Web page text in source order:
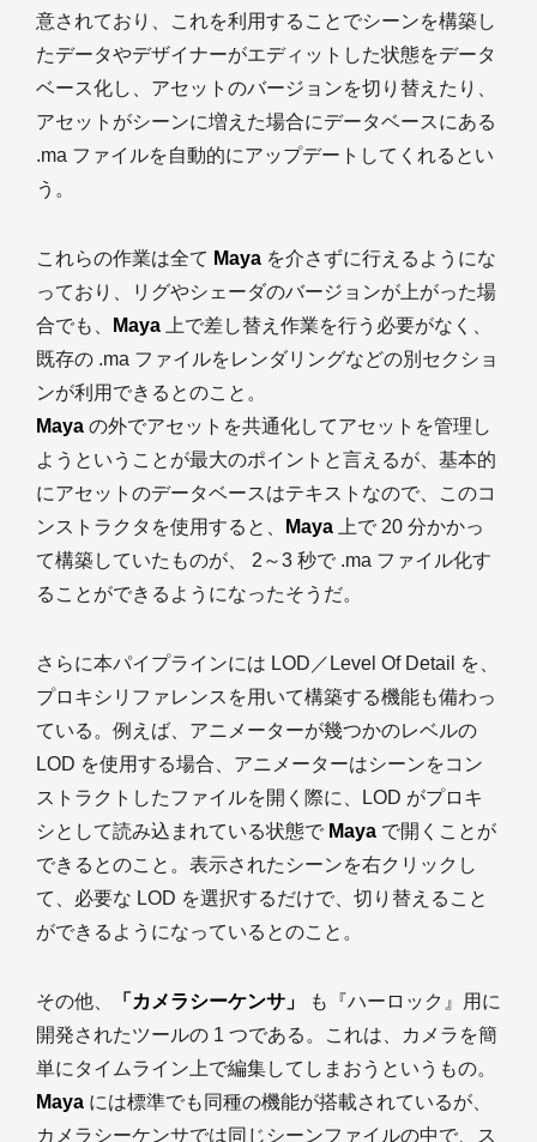
意されており、これを利用することでシーンを構築し
たデータやデザイナーがエディットした状態をデータ
ベース化し、アセットのバージョンを切り替えたり、
アセットがシーンに増えた場合にデータベースにある
.ma ファイルを自動的にアップデートしてくれるとい
う。
これらの作業は全て Maya を介さずに行えるようにな
っており、リグやシェーダのバージョンが上がった場
合でも、
Maya 上で差し替え作業を行う必要がなく、
既存の .ma ファイルをレンダリングなどの別セクショ
ンが利用できるとのこと。
Maya の外でアセットを共通化してアセットを管理し
ようということが最大のポイントと言えるが、基本的
にアセットのデータベースはテキストなので、このコ
ンストラクタを使用すると、
Maya 上で 20 分かかっ
て構築していたものが、 2～3 秒で .ma ファイル化す
ることができるようになったそうだ。
さらに本パイプラインには LOD／Level Of Detail を、
プロキシリファレンスを用いて構築する機能も備わっ
ている。例えば、アニメーターが幾つかのレベルの
LOD を使用する場合、アニメーターはシーンをコン
ストラクトしたファイルを開く際に、LOD がプロキ
シとして読み込まれている状態で Maya で開くことが
できるとのこと。表示されたシーンを右クリックし
て、必要な LOD を選択するだけで、切り替えること
ができるようになっているとのこと。
その他、 「カメラシーケンサ」
も『ハーロック』用に
開発されたツールの 1 つである。これは、カメラを簡
単にタイムライン上で編集してしまおうというもの。
Maya には標準でも同種の機能が搭載されているが、
カメラシーケンサでは同じシーンファイルの中で、ス